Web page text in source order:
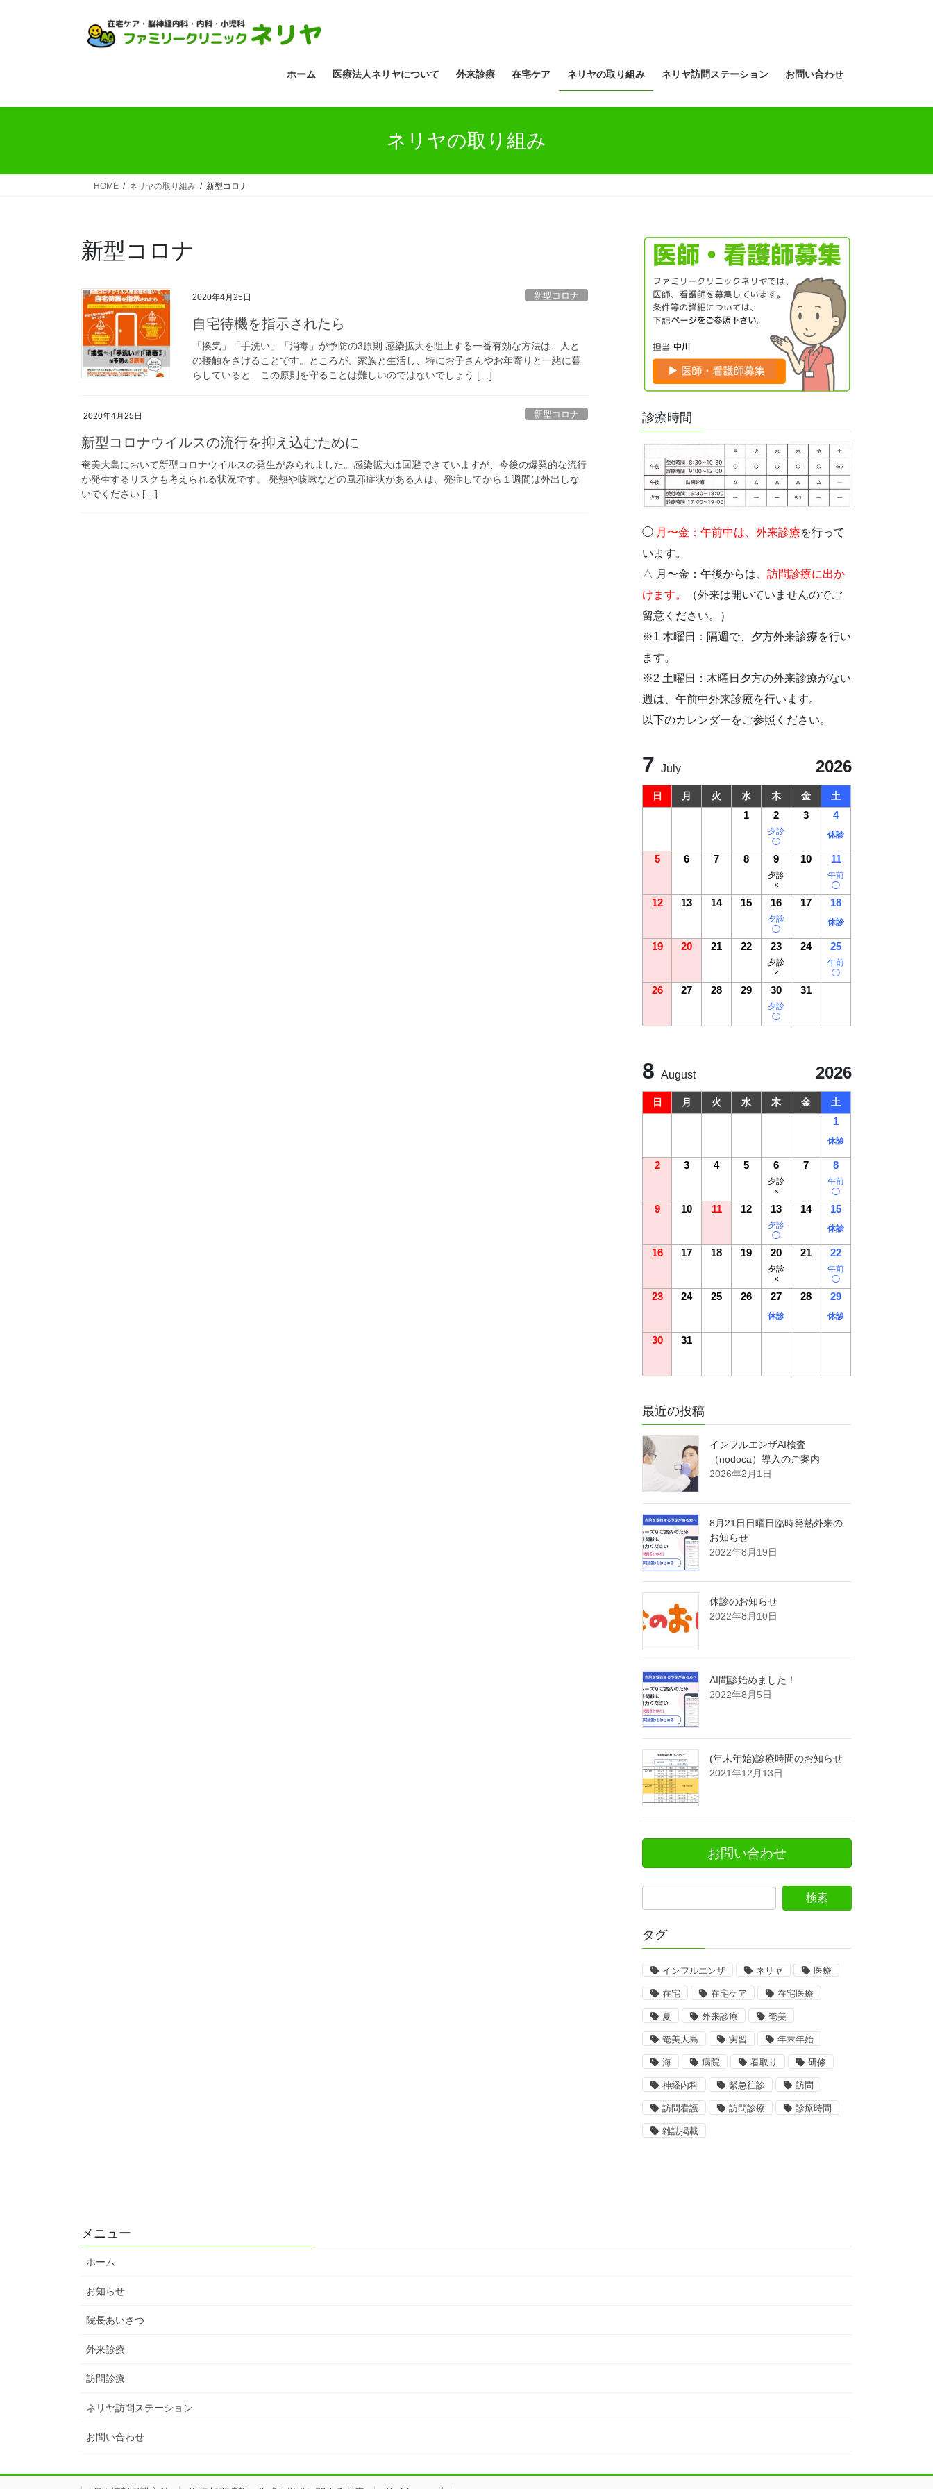
ス
ン
ホーム 医療法人ネリヤについて 外来診療 在宅ケア ネリヤの取り組み ネリヤ訪問ステーション お問い合わせ
ネリヤの取り組み
HOME ネリヤの取り組み 新型コロナ
新型コロナ
2020年4月25日 新型コロナ
自宅待機を指示されたら
「換気」「手洗い」「消毒」が予防の3原則 感染拡大を阻止する一番有効な方法は、人と
の接触をさけることです。ところが、家族と生活し、特にお子さんやお年寄りと一緒に暮
らしていると、この原則を守ることは難しいのではないでしょう […]
2020年4月25日 新型コロナ
新型コロナウイルスの流行を抑え込むために
奄美大島において新型コロナウイルスの発生がみられました。感染拡大は回避できていますが、今後の爆発的な流行
が発生するリスクも考えられる状況です。 発熱や咳嗽などの風邪症状がある人は、発症してから１週間は外出しな
いでください […]
診療時間
◯ 月〜金：午前中は、外来診療を行って
います。
△ 月〜金：午後からは、訪問診療に出か
けます。
（外来は開いていませんのでご
留意ください。）
※1 木曜日：隔週で、夕方外来診療を行い
ます。
※2 土曜日：木曜日夕方の外来診療がない
週は、午前中外来診療を行います。
以下のカレンダーをご参照ください。
7July 2026
日 月 火 水 木 金 土
1 2
夕診
◯
3 4
休診
5 6 7 8 9
夕診
×
10 11
午前
◯
12 13 14 15 16
夕診
◯
17 18
休診
19 20 21 22 23
夕診
×
24 25
午前
◯
26 27 28 29 30
夕診
◯
31
8August 2026
日 月 火 水 木 金 土
1
休診
2 3 4 5 6
夕診
×
7 8
午前
◯
9 10 11 12 13
夕診
◯
14 15
休診
16 17 18 19 20
夕診
×
21 22
午前
◯
23 24 25 26 27
休診
28 29
休診
30 31
最近の投稿
インフルエンザAI検査
（nodoca）導入のご案内
2026年2月1日
8月21日日曜日臨時発熱外来の
お知らせ
2022年8月19日
休診のお知らせ
2022年8月10日
AI問診始めました！
2022年8月5日
(年末年始)診療時間のお知らせ
2021年12月13日
お問い合わせ
タグ
インフルエンザ ネリヤ 医療
在宅 在宅ケア 在宅医療
夏 外来診療 奄美
奄美大島 実習 年末年始
海 病院 看取り 研修
神経内科 緊急往診 訪問
訪問看護 訪問診療 診療時間
雑誌掲載
メニュー
ホーム
お知らせ
院長あいさつ
外来診療
訪問診療
ネリヤ訪問ステーション
お問い合わせ